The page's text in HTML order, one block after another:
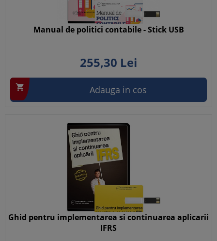
Manual de politici contabile - Stick USB
255,30 Lei
 Adauga in cos
Ghid pentru implementarea si continuarea aplicarii
IFRS